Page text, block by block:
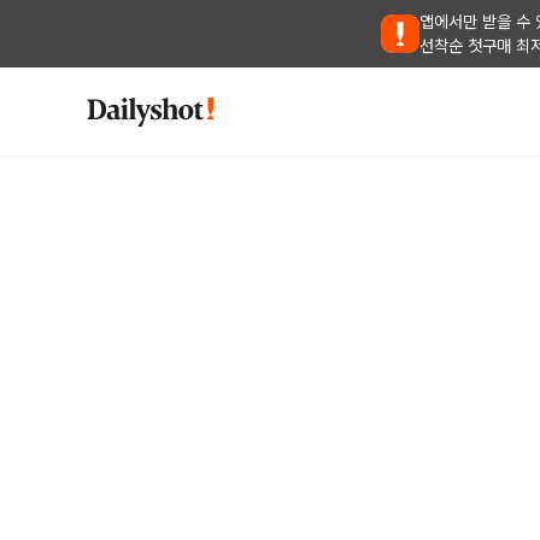
앱에서만 받을 수
선착순 첫구매 최